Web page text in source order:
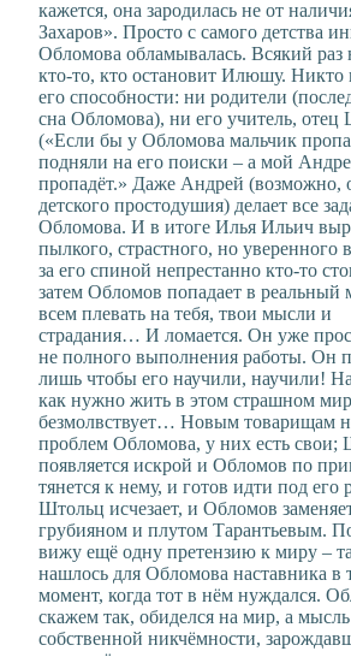
кажется, она зародилась не от
Захаров». Просто с самого детства
Обломова обламывалась. Всякий раз
кто-то, кто остановит Илюшу. Никто
его способности: ни родители
сна Обломова), ни его учитель, отец
(«Если бы у Обломова мальчик
подняли на его поиски – а мой
пропадёт.» Даже Андрей (возможно,
детского простодушия) делает все
Обломова. И в итоге Илья Ильич
пылкого, страстного, но уверенного
за его спиной непрестанно кто-то
затем Обломов попадает в реальный
всем плевать на тебя, твои мысли и
страдания… И ломается. Он уже
не полного выполнения работы. Он
лишь чтобы его научили, научили!
как нужно жить в этом страшном
безмолвствует… Новым товарищам
проблем Обломова, у них есть свои;
появляется искрой и Обломов по
тянется к нему, и готов идти под его
Штольц исчезает, и Обломов
грубияном и плутом Тарантьевым.
вижу ещё одну претензию к миру –
нашлось для Обломова наставника в
момент, когда тот в нём нуждался.
скажем так, обиделся на мир, а
собственной никчёмности,